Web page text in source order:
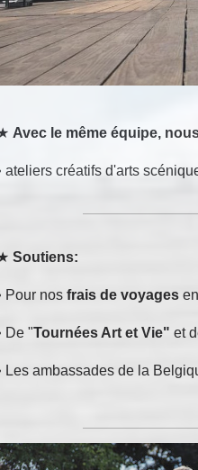
Avec le même équipe,
ateliers créatifs d'arts
Soutiens:
Pour nos frais de voyages
De "Tournées Art et Vie" et
Les ambassades de la